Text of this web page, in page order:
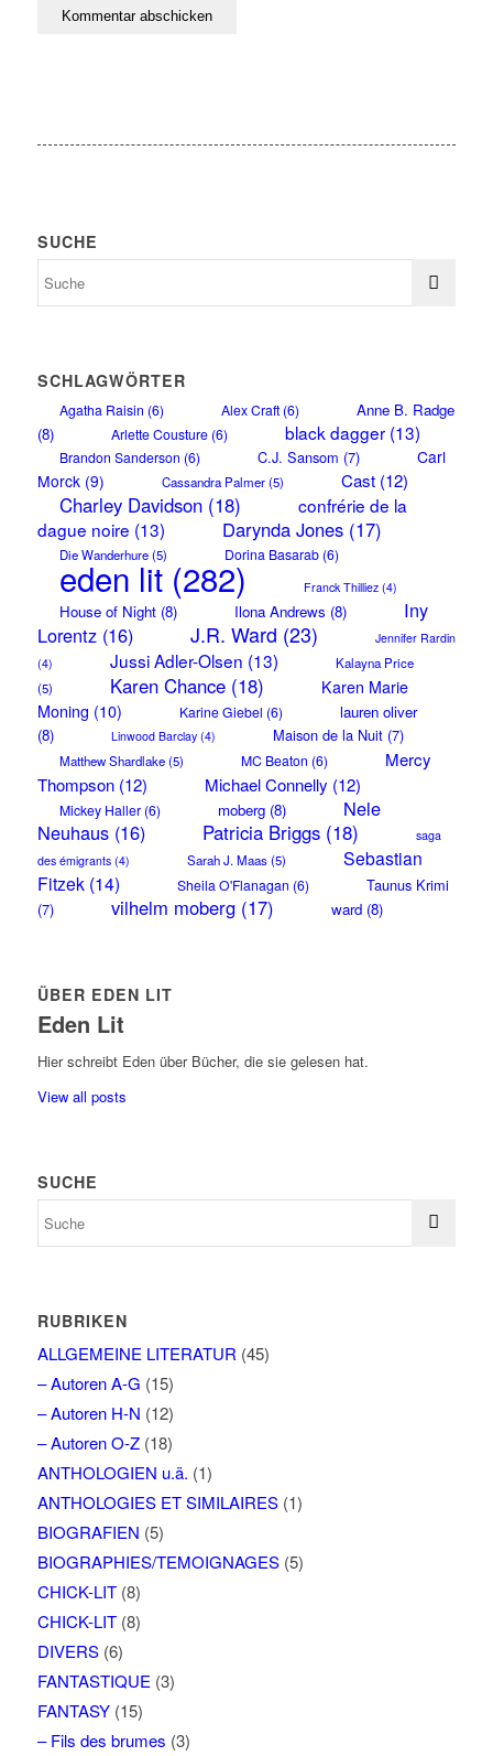
SUCHE
SCHLAGWÖRTER
Agatha Raisin (6) Alex Craft(6)
Anne B. Radge
(8)
Arlette Cousture(6) black dagger(13)
Brandon Sanderson (6) C.J. Sansom (7)
Carl
Morck(9) Cassandra Palmer(5) Cast(12)
Charley Davidson(18)
confrérie de la
dague noire (13) Darynda Jones(17)
Die Wanderhure(5) Dorina Basarab(6)
eden lit(282) Franck Thilliez(4)
House of Night(8) Ilona Andrews (8)
Iny
Lorentz(16) J.R. Ward (23)
Jennifer Rardin
(4)
Jussi Adler-Olsen (13)
Kalayna Price
(5)
Karen Chance(18)
Karen Marie
Moning (10) Karine Giebel (6)
lauren oliver
(8)
Linwood Barclay(4) Maison de la Nuit(7)
Matthew Shardlake(5) MC Beaton (6)
Mercy
Thompson(12) Michael Connelly (12)
Mickey Haller(6) moberg(8)
Nele
Neuhaus(16) Patricia Briggs(18)
saga
des émigrants(4) Sarah J. Maas(5)
Sebastian
Fitzek(14) Sheila O'Flanagan (6)
Taunus Krimi
(7)
vilhelm moberg(17) ward(8)
ÜBER EDEN LIT
Eden Lit
Hier schreibt Eden über Bücher, die sie gelesen hat.
View all posts
SUCHE
RUBRIKEN
ALLGEMEINE LITERATUR (45)
– Autoren A-G (15)
– Autoren H-N (12)
– Autoren O-Z(18)
ANTHOLOGIEN u.ä. (1)
ANTHOLOGIES ET SIMILAIRES(1)
BIOGRAFIEN (5)
BIOGRAPHIES/TEMOIGNAGES(5)
CHICK-LIT(8)
CHICK-LIT(8)
DIVERS(6)
FANTASTIQUE (3)
FANTASY(15)
– Fils des brumes (3)